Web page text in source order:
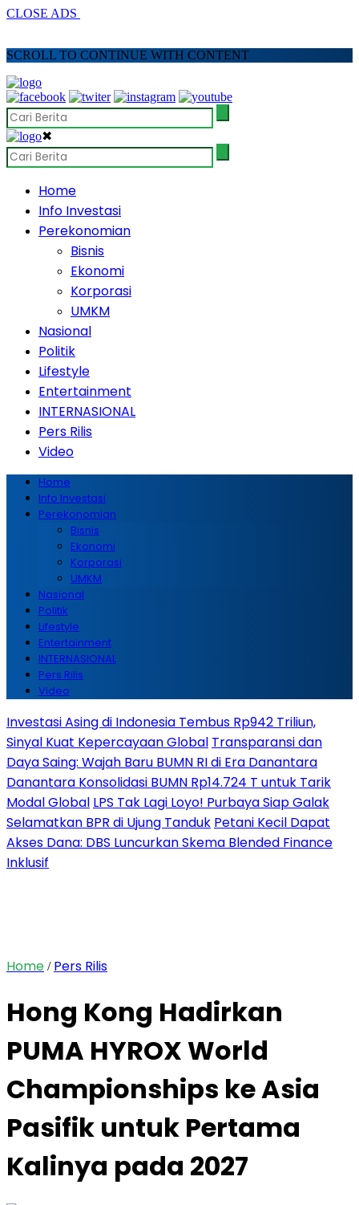
CLOSE ADS
SCROLL TO CONTINUE WITH CONTENT
✖
Home
Info Investasi
Perekonomian
Bisnis
Ekonomi
Korporasi
UMKM
Nasional
Politik
Lifestyle
Entertainment
INTERNASIONAL
Pers Rilis
Video
Home
Info Investasi
Perekonomian
Bisnis
Ekonomi
Korporasi
UMKM
Nasional
Politik
Lifestyle
Entertainment
INTERNASIONAL
Pers Rilis
Video
Investasi Asing di Indonesia Tembus Rp942 Triliun,
Sinyal Kuat Kepercayaan Global Transparansi dan
Daya Saing: Wajah Baru BUMN RI di Era Danantara
Danantara Konsolidasi BUMN Rp14.724 T untuk Tarik
Modal Global LPS Tak Lagi Loyo! Purbaya Siap Galak
Selamatkan BPR di Ujung Tanduk Petani Kecil Dapat
Akses Dana: DBS Luncurkan Skema Blended Finance
Inklusif
Home / Pers Rilis
Hong Kong Hadirkan
PUMA HYROX World
Championships ke Asia
Pasifik untuk Pertama
Kalinya pada 2027